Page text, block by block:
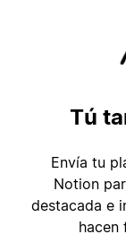
Tú
Envía tu
Notion
destacada e
hacen